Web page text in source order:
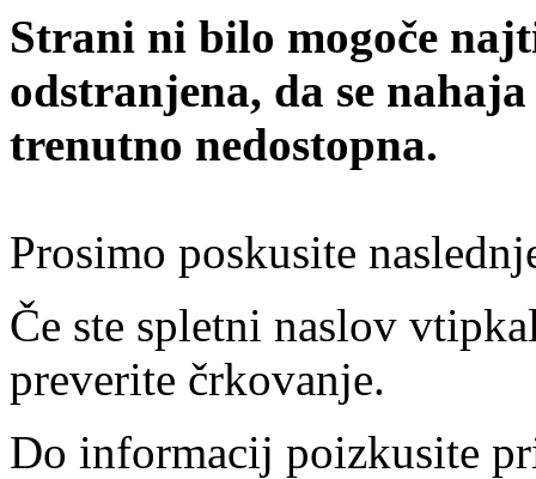
Strani ni bilo mogoče
odstranjena, da se
trenutno nedostopna.
Prosimo poskusite
Če ste spletni naslov
preverite črkovanje.
Do informacij poizkusite